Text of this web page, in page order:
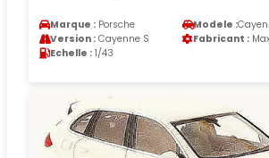
Marque : Porsche Modele :
Version : Cayenne S Fabricant :
Echelle : 1/43